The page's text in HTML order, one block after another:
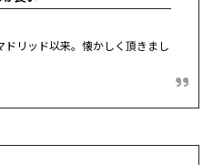
ドリッド以来。懐かしく頂きまし